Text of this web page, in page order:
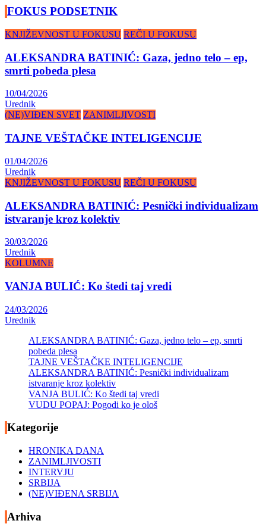
FOKUS PODSETNIK
KNJIŽEVNOST U FOKUSU REČI U FOKUSU
ALEKSANDRA BATINIĆ: Gaza, jedno telo – ep,
smrti pobeda plesa
10/04/2026
Urednik
(NE)VIĐEN SVET ZANIMLJIVOSTI
TAJNE VEŠTAČKE INTELIGENCIJE
01/04/2026
Urednik
KNJIŽEVNOST U FOKUSU REČI U FOKUSU
ALEKSANDRA BATINIĆ: Pesnički individualizam
istvaranje kroz kolektiv
30/03/2026
Urednik
KOLUMNE
VANJA BULIĆ: Ko štedi taj vredi
24/03/2026
Urednik
ALEKSANDRA BATINIĆ: Gaza, jedno telo – ep, smrti
pobeda plesa
TAJNE VEŠTAČKE INTELIGENCIJE
ALEKSANDRA BATINIĆ: Pesnički individualizam
istvaranje kroz kolektiv
VANJA BULIĆ: Ko štedi taj vredi
VUDU POPAJ: Pogodi ko je ološ
Kategorije
HRONIKA DANA
ZANIMLJIVOSTI
INTERVJU
SRBIJA
(NE)VIĐENA SRBIJA
Arhiva